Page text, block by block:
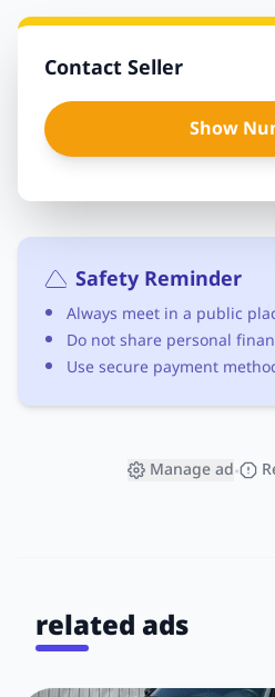
Contact Seller
Show
Safety Reminder
Always meet in a public
Do not share personal
Use secure payment
Manage ad•
related ads